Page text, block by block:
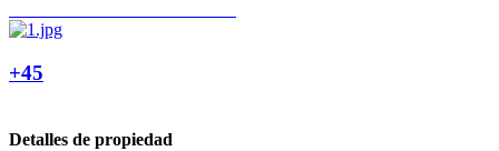
+45
Detalles de propiedad